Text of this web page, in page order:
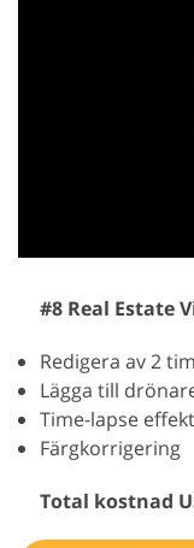
#8 Real Estate
Redigera av 2
Lägga till
Time-lapse effekt
Färgkorrigering
Total kostnad